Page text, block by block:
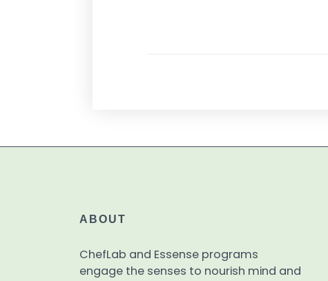
ABOUT
ChefLab and Essense programs
engage the senses to nourish mind and